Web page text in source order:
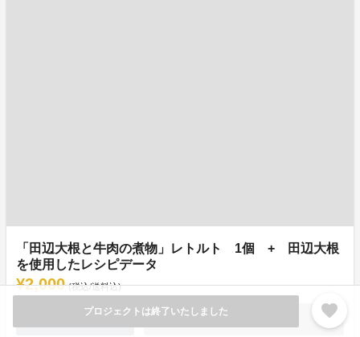
プロジェクトは終了いたしました favorite
「田辺大根と牛肉の煮物」レトルト 1個 + 田辺大根
を使用したレシピデータ
¥2,000 (税込/送料込)
詳細を見る 支援終了